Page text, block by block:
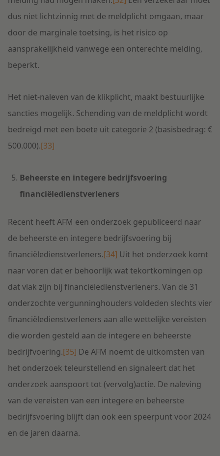
dus niet lichtzinnig met de meldplicht omgaan, maar
door de marginale toetsing, is het risico op
aansprakelijkheid vanwege een onterechte melding,
beperkt.
Het niet-naleven van de klikplicht, maakt bestuurlijke
sancties mogelijk. Schending van de meldplicht wordt
bedreigd met een boete uit categorie 2 (basisbedrag: €
500.000).[33]
Beheerste en integere bedrijfsvoering
financiëledienstverleners
Recent heeft AFM een onderzoek gepubliceerd naar
de beheerste en integere bedrijfsvoering bij
financiëledienstverleners.[34] Uit het onderzoek komt
naar voren dat er behoorlijk wat tekortkomingen op
dat vlak zijn bij financiëledienstverleners. Van de 31
onderzochte vergunninghouders voldeden slechts vier
financiëledienstverleners aan alle wettelijke vereisten
die worden gesteld aan de integere en beheerste
bedrijfvoering.[35] De AFM noemt de uitkomsten van
het onderzoek teleurstellend en signaleert dat het
onderzoek aanspoort tot (vervolg)actie. De naleving
van de vereisten van een integere en beheerste
bedrijfsvoering blijft dan ook een speerpunt voor 2024
en de jaren daarna.